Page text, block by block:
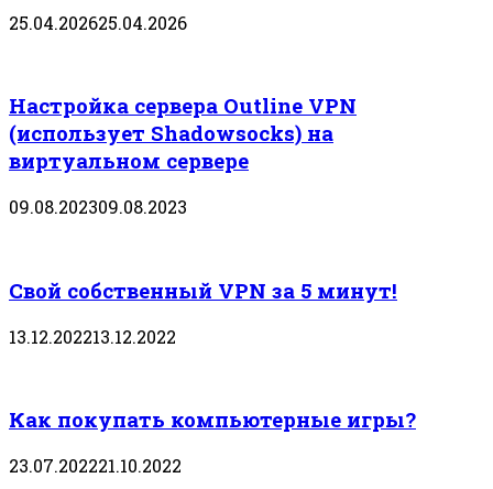
25.04.202625.04.2026
Настройка сервера Outline VPN
(использует Shadowsocks) на
виртуальном сервере
09.08.202309.08.2023
Свой собственный VPN за 5 минут!
13.12.202213.12.2022
Как покупать компьютерные игры?
23.07.202221.10.2022